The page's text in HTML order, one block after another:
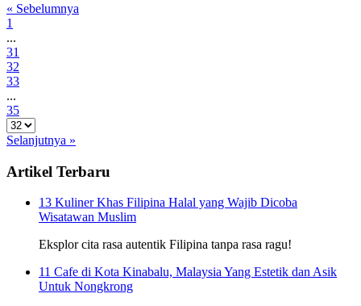
« Sebelumnya
1
...
31
32
33
...
35
Selanjutnya »
Artikel Terbaru
13 Kuliner Khas Filipina Halal yang Wajib Dicoba
Wisatawan Muslim
Eksplor cita rasa autentik Filipina tanpa rasa ragu!
11 Cafe di Kota Kinabalu, Malaysia Yang Estetik dan Asik
Untuk Nongkrong